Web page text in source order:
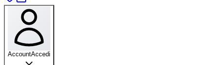
AccountAccedi